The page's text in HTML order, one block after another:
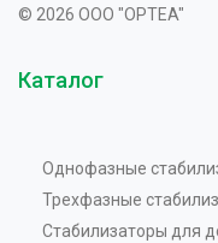
© 2026 OOO "OPTEA"
Каталог
Однофазные
Трехфазные
Стабилизаторы для